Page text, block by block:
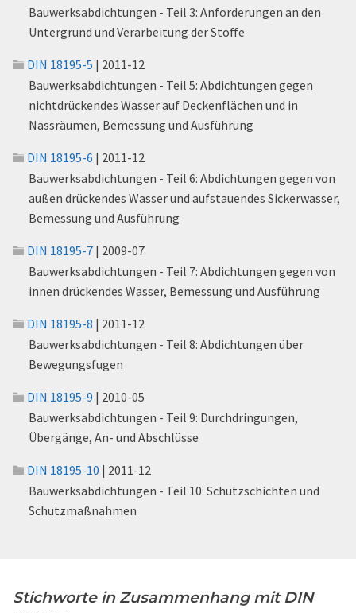
Bauwerksabdichtungen - Teil 3: Anforderungen an den
Untergrund und Verarbeitung der Stoffe
DIN 18195-5 | 2011-12
Bauwerksabdichtungen - Teil 5: Abdichtungen gegen
nichtdrückendes Wasser auf Deckenflächen und in
Nassräumen, Bemessung und Ausführung
DIN 18195-6 | 2011-12
Bauwerksabdichtungen - Teil 6: Abdichtungen gegen von
außen drückendes Wasser und aufstauendes Sickerwasser,
Bemessung und Ausführung
DIN 18195-7 | 2009-07
Bauwerksabdichtungen - Teil 7: Abdichtungen gegen von
innen drückendes Wasser, Bemessung und Ausführung
DIN 18195-8 | 2011-12
Bauwerksabdichtungen - Teil 8: Abdichtungen über
Bewegungsfugen
DIN 18195-9 | 2010-05
Bauwerksabdichtungen - Teil 9: Durchdringungen,
Übergänge, An- und Abschlüsse
DIN 18195-10 | 2011-12
Bauwerksabdichtungen - Teil 10: Schutzschichten und
Schutzmaßnahmen
Stichworte in Zusammenhang mit DIN